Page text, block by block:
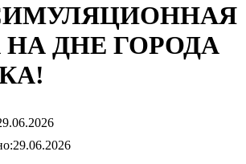
ДНЕ ГОРОДА
29.06.2026